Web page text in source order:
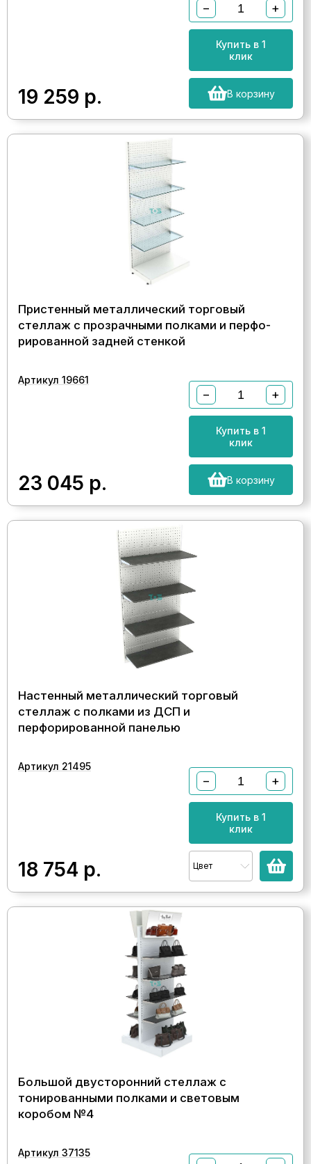
19 259 р.
− +
Купить в 1
клик
В корзину
Пристенный металлический торговый
стеллаж с прозрачными полками и перфо-
рированной задней стенкой
Артикул 19661
23 045 р.
− +
Купить в 1
клик
В корзину
Настенный металлический торговый
стеллаж с полками из ДСП и
перфорированной панелью
Артикул 21495
18 754 р.
− +
Купить в 1
клик
Цвет
Большой двусторонний стеллаж с
тонированными полками и световым
коробом №4
Артикул 37135